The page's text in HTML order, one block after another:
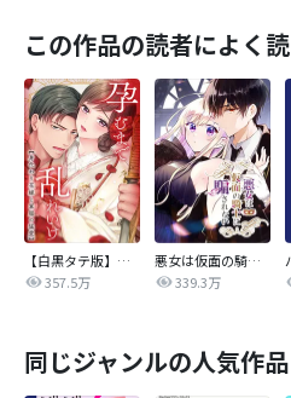
この作品の読者によく
【白黒タテ版】孕むまで乱れいけ～身代わり花嫁と軍服の猛愛
357.5万
悪女は仮面の騎士に騙されない
339.3万
同じジャンルの人気作品